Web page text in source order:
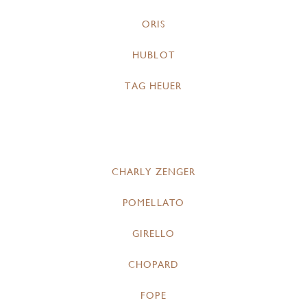
ORIS
HUBLOT
TAG HEUER
CHARLY ZENGER
POMELLATO
GIRELLO
CHOPARD
FOPE